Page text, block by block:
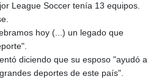
League Soccer tenía 13 equipos.
hoy (...) un legado que
diciendo que su esposo "ayudó a
deportes de este país".